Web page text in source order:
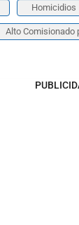
Homicidios
Alto Comisionado